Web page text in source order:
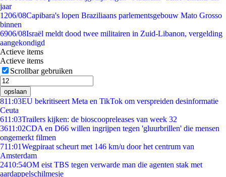
jaar
1206/08Capibara's lopen Braziliaans parlementsgebouw Mato Grosso
binnen
6906/08Israël meldt dood twee militairen in Zuid-Libanon, vergelding
aangekondigd
Actieve items
Actieve items
Scrollbar gebruiken
opslaan
811:03EU bekritiseert Meta en TikTok om verspreiden desinformatie
Ceuta
611:03Trailers kijken: de bioscoopreleases van week 32
3611:02CDA en D66 willen ingrijpen tegen 'gluurbrillen' die mensen
ongemerkt filmen
711:01Wegpiraat scheurt met 146 km/u door het centrum van
Amsterdam
2410:54OM eist TBS tegen verwarde man die agenten stak met
aardappelschilmesje